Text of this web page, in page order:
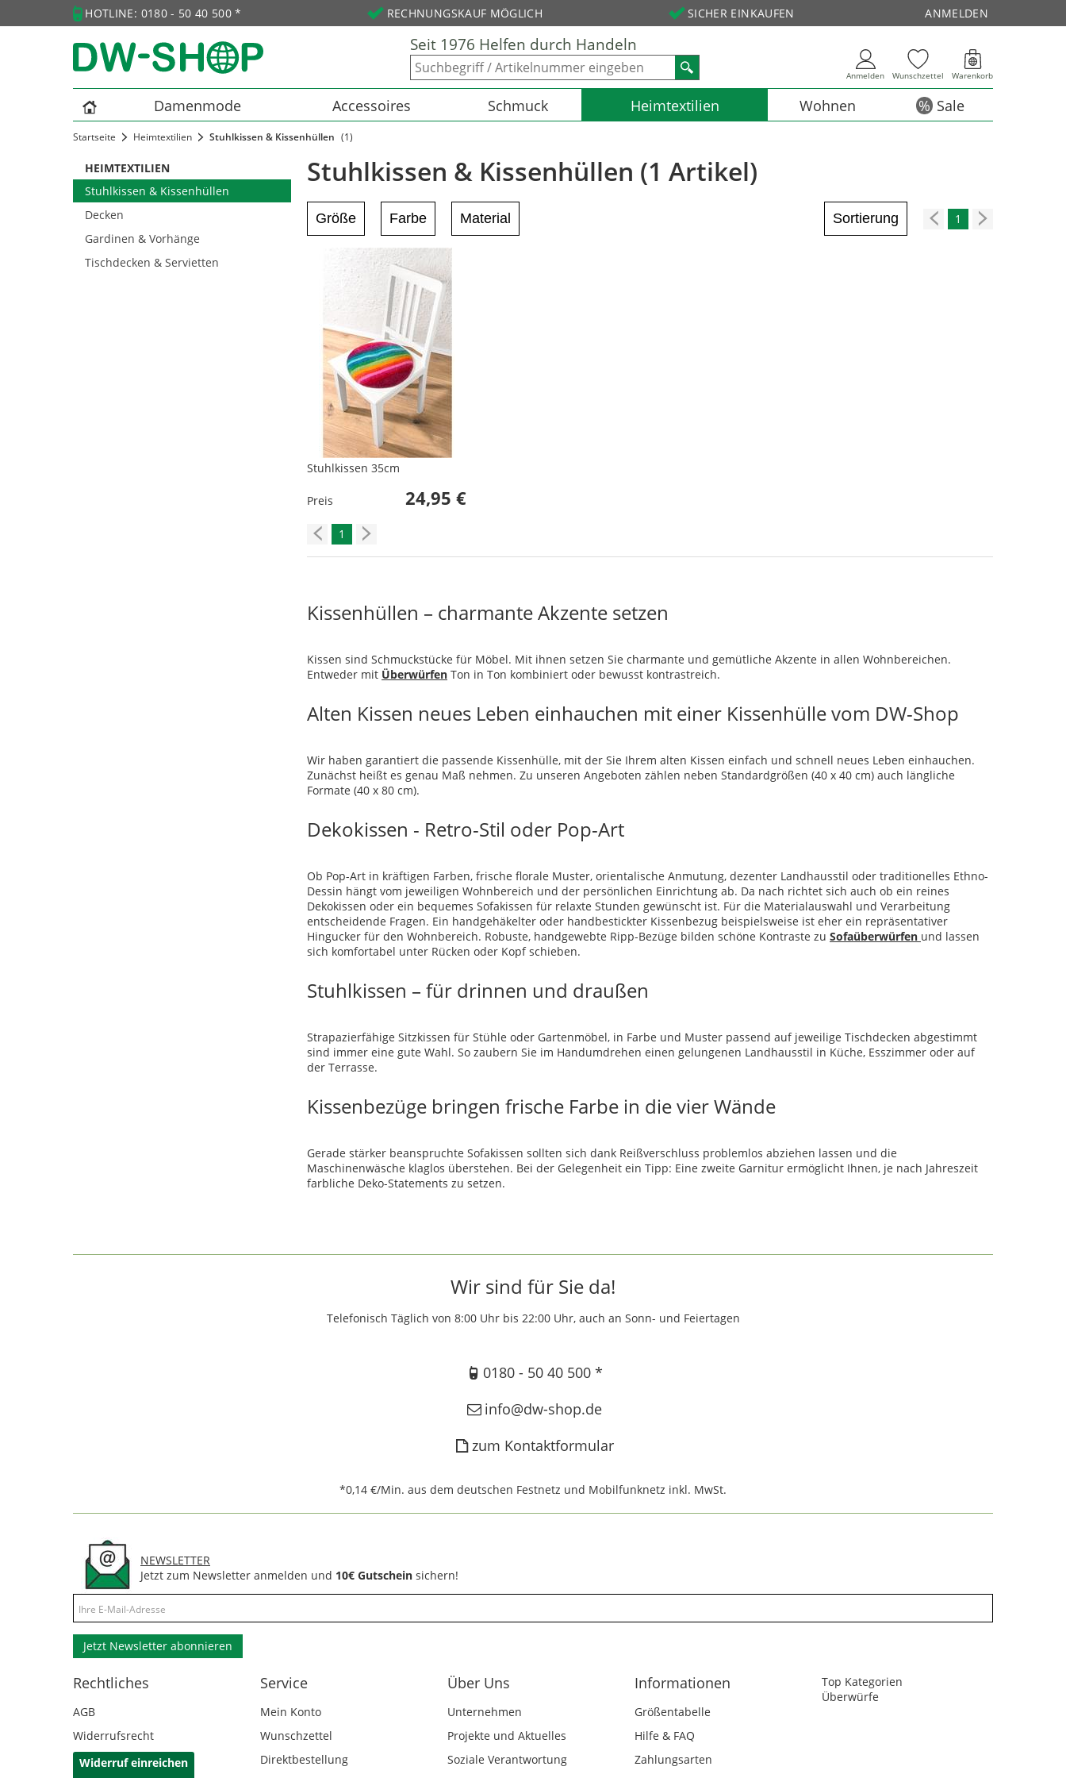
HOTLINE: 0180 - 50 40 500 * RECHNUNGSKAUF MÖGLICH SICHER EINKAUFEN ANMELDEN
Seit 1976 Helfen durch Handeln
Anmelden Wunschzettel Warenkorb
Damenmode Accessoires Schmuck Heimtextilien Wohnen Sale
Startseite Heimtextilien Stuhlkissen & Kissenhüllen (1)
HEIMTEXTILIEN
Stuhlkissen & Kissenhüllen
Decken
Gardinen & Vorhänge
Tischdecken & Servietten
Stuhlkissen & Kissenhüllen (1 Artikel)
Größe Farbe Material Sortierung 1
Stuhlkissen 35cm
Preis 24,95 €
1
Kissenhüllen – charmante Akzente setzen
Kissen sind Schmuckstücke für Möbel. Mit ihnen setzen Sie charmante und gemütliche Akzente in allen Wohnbereichen.
Entweder mit Überwürfen Ton in Ton kombiniert oder bewusst kontrastreich.
Alten Kissen neues Leben einhauchen mit einer Kissenhülle vom DW-Shop
Wir haben garantiert die passende Kissenhülle, mit der Sie Ihrem alten Kissen einfach und schnell neues Leben einhauchen.
Zunächst heißt es genau Maß nehmen. Zu unseren Angeboten zählen neben Standardgrößen (40 x 40 cm) auch längliche
Formate (40 x 80 cm).
Dekokissen - Retro-Stil oder Pop-Art
Ob Pop-Art in kräftigen Farben, frische florale Muster, orientalische Anmutung, dezenter Landhausstil oder traditionelles Ethno-
Dessin hängt vom jeweiligen Wohnbereich und der persönlichen Einrichtung ab. Da nach richtet sich auch ob ein reines
Dekokissen oder ein bequemes Sofakissen für relaxte Stunden gewünscht ist. Für die Materialauswahl und Verarbeitung
entscheidende Fragen. Ein handgehäkelter oder handbestickter Kissenbezug beispielsweise ist eher ein repräsentativer
Hingucker für den Wohnbereich. Robuste, handgewebte Ripp-Bezüge bilden schöne Kontraste zu Sofaüberwürfen und lassen
sich komfortabel unter Rücken oder Kopf schieben.
Stuhlkissen – für drinnen und draußen
Strapazierfähige Sitzkissen für Stühle oder Gartenmöbel, in Farbe und Muster passend auf jeweilige Tischdecken abgestimmt
sind immer eine gute Wahl. So zaubern Sie im Handumdrehen einen gelungenen Landhausstil in Küche, Esszimmer oder auf
der Terrasse.
Kissenbezüge bringen frische Farbe in die vier Wände
Gerade stärker beanspruchte Sofakissen sollten sich dank Reißverschluss problemlos abziehen lassen und die
Maschinenwäsche klaglos überstehen. Bei der Gelegenheit ein Tipp: Eine zweite Garnitur ermöglicht Ihnen, je nach Jahreszeit
farbliche Deko-Statements zu setzen.
Wir sind für Sie da!
Telefonisch Täglich von 8:00 Uhr bis 22:00 Uhr, auch an Sonn- und Feiertagen
0180 - 50 40 500 *
info@dw-shop.de
zum Kontaktformular
*0,14 €/Min. aus dem deutschen Festnetz und Mobilfunknetz inkl. MwSt.
NEWSLETTER
Jetzt zum Newsletter anmelden und 10€ Gutschein sichern!
Jetzt Newsletter abonnieren
Rechtliches
AGB
Widerrufsrecht
Widerruf einreichen
Service
Mein Konto
Wunschzettel
Direktbestellung
Über Uns
Unternehmen
Projekte und Aktuelles
Soziale Verantwortung
Informationen
Größentabelle
Hilfe & FAQ
Zahlungsarten
Top Kategorien
Überwürfe